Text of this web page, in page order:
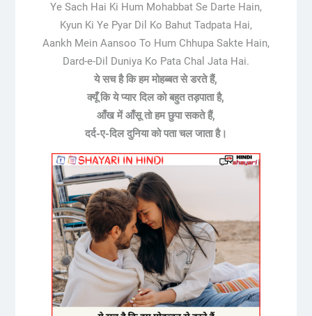
Ye Sach Hai Ki Hum Mohabbat Se Darte Hain,
Kyun Ki Ye Pyar Dil Ko Bahut Tadpata Hai,
Aankh Mein Aansoo To Hum Chhupa Sakte Hain,
Dard-e-Dil Duniya Ko Pata Chal Jata Hai.
ये सच है कि हम मोहब्बत से डरते हैं,
क्यूँ कि ये प्यार दिल को बहुत तड़पाता है,
आँख में आँसू तो हम छुपा सकते हैं,
दर्द-ए-दिल दुनिया को पता चल जाता है।